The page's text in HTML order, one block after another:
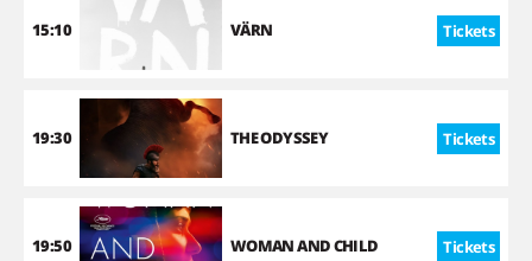
15:10 VÄRN Tickets
19:30 THE ODYSSEY Tickets
19:50 WOMAN AND CHILD Tickets